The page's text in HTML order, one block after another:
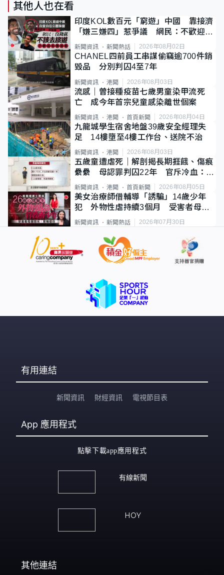
其他人也在看
印度KOL數百元「窮遊」中國 靠接濟
「嫌三嫌四」惹爭議 網民：不歡迎劣
質旅客
新聞資訊 新聞熱話 2026年08月02日
CHANEL四前員工串謀偷竊逾700件銷
毀品 分別判囚4至7年
新聞資訊 港聞 2026年08月03日
流感｜曾接種疫苗七歲男童染甲流死
亡 成今年首宗兒童感染離世個案
新聞資訊 港聞 首頁新聞 2026年08月04日
九龍城學生宿舍地盤39歲安全經理失
足 14樓墮至4樓工作台、送院不治
新聞資訊 港聞 2026年08月03日
五歲童遭虐死｜解剖揭長期捱餓、傷痕
纍纍 母認罪判囚22年 官斥冷血：同
類案最惡劣
新聞資訊 港聞 首頁新聞 2026年08月05日
美女治療師借輔導「誘騙」14歲少年
犯 外物性虐持續3個月 受害者母：
要保護其他人
新聞資訊 新聞熱話 2026年07月30日
有用連結
新聞資訊 財經資訊 電視節目表
App 應用程式
點擊下載app應用程式
有線新聞
HOY
其他連結